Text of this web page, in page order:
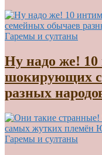
Гаремы и султаны
Ну надо же!
шокирующих
разных
Гаремы и султаны